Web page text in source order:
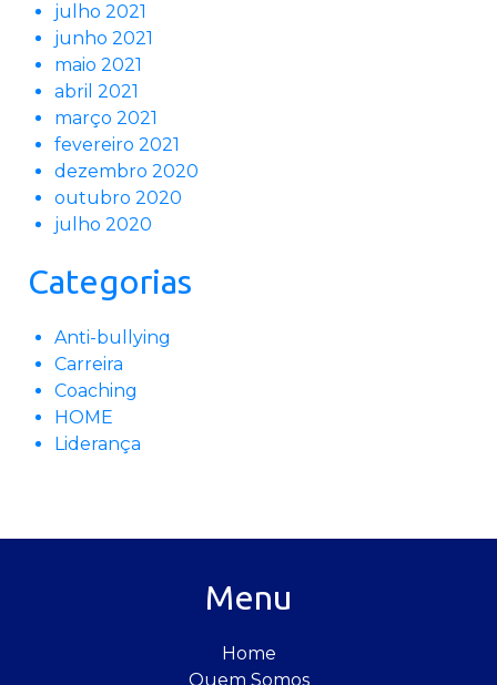
julho 2021
junho 2021
maio 2021
abril 2021
março 2021
fevereiro 2021
dezembro 2020
outubro 2020
julho 2020
Categorias
Anti-bullying
Carreira
Coaching
HOME
Liderança
Menu
Home
Quem Somos